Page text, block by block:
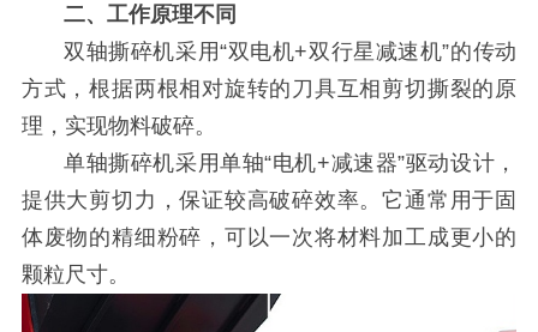
二、工作原理不同
双轴撕碎机采用“双电机+双行星减速机”的传动
方式，根据两根相对旋转的刀具互相剪切撕裂的原
理，实现物料破碎。
单轴撕碎机采用单轴“电机+减速器”驱动设计，
提供大剪切力，保证较高破碎效率。它通常用于固
体废物的精细粉碎，可以一次将材料加工成更小的
颗粒尺寸。